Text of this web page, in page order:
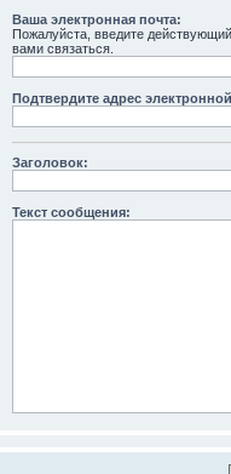
Ваша электронная почта:
Пожалуйста, введите
вами связаться.
Подтвердите адрес
Заголовок:
Текст сообщения: